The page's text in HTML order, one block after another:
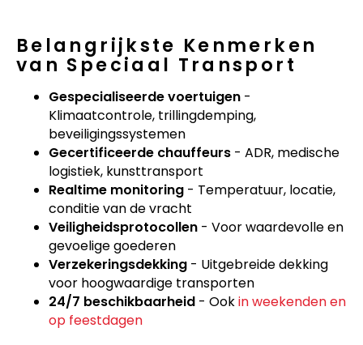
Belangrijkste Kenmerken
van Speciaal Transport
Gespecialiseerde voertuigen -
Klimaatcontrole, trillingdemping,
beveiligingssystemen
Gecertificeerde chauffeurs - ADR, medische
logistiek, kunsttransport
Realtime monitoring - Temperatuur, locatie,
conditie van de vracht
Veiligheidsprotocollen - Voor waardevolle en
gevoelige goederen
Verzekeringsdekking - Uitgebreide dekking
voor hoogwaardige transporten
24/7 beschikbaarheid - Ookin weekenden en
op feestdagen